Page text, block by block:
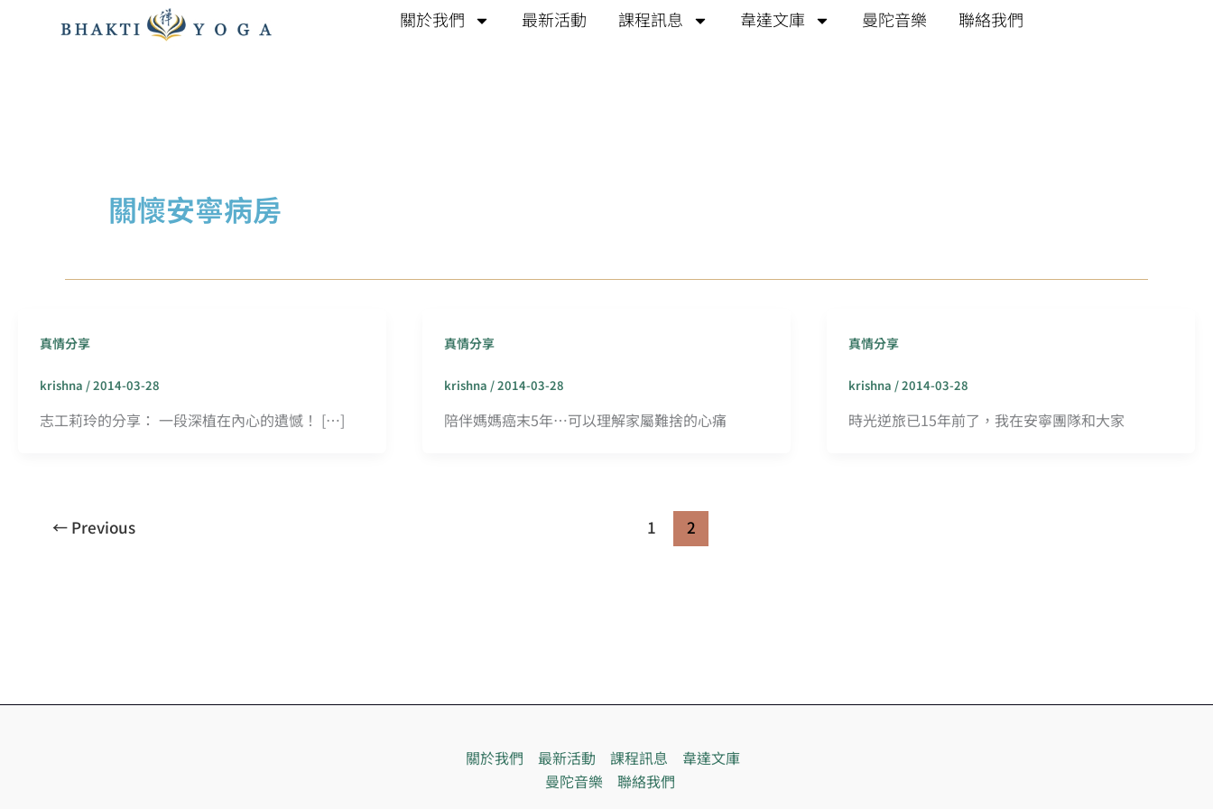
關於我們 最新活動 課程訊息 韋達文庫 曼陀音樂 聯絡我們
關懷安寧病房
真情分享
krishna /2014-03-28
志工莉玲的分享： 一段深植在內心的遺憾！ […]
真情分享
krishna /2014-03-28
陪伴媽媽癌末5年⋯可以理解家屬難捨的心痛
真情分享
krishna /2014-03-28
時光逆旅已15年前了，我在安寧團隊和大家
←Previous 1 2
關於我們 最新活動 課程訊息
韋達文庫
曼陀音樂
聯絡我們